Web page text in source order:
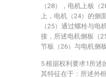
（28），电机上板（
上，电机（24）的侧
（25）通过螺栓与电
接，所述电机侧板（
节板（26）与电机侧
5.根据权利要求1所述
其特征在于：所述外